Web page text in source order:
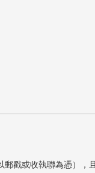
戳或收執聯為憑），